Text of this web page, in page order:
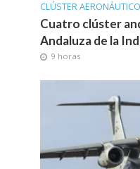
CLÚSTER
Cuatro clúster
Andaluza de la
9 horas